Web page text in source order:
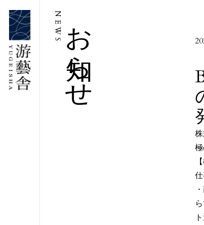
お知らせ
NEWS